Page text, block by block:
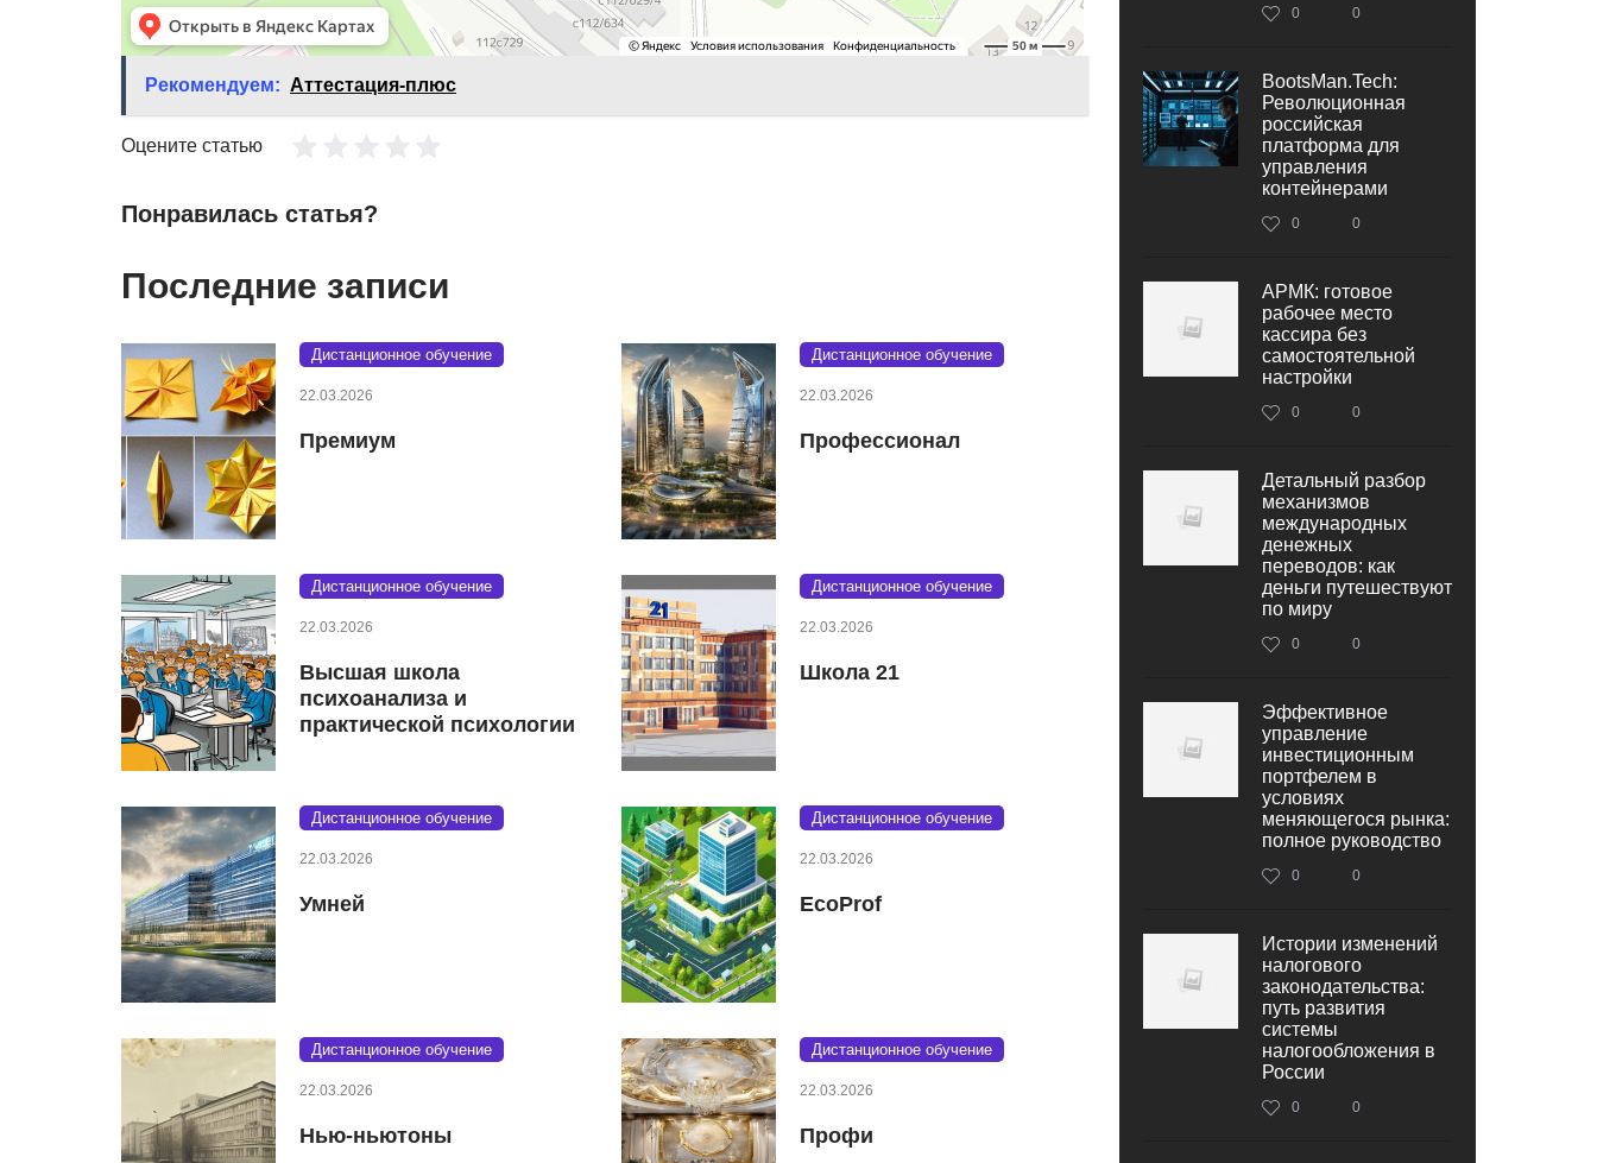
Рекомендуем: Аттестация-плюс
Оцените статью
Понравилась статья?
Последние записи
Дистанционное обучение
22.03.2026
Премиум
Дистанционное обучение
22.03.2026
Профессионал
Дистанционное обучение
22.03.2026
Высшая школа
психоанализа и
практической психологии
Дистанционное обучение
22.03.2026
Школа 21
Дистанционное обучение
22.03.2026
Умней
Дистанционное обучение
22.03.2026
EcoProf
Дистанционное обучение
22.03.2026
Нью-ньютоны
Дистанционное обучение
22.03.2026
Профи
0 0
BootsMan.Tech:
Революционная
российская
платформа для
управления
контейнерами
0 0
АРМК: готовое
рабочее место
кассира без
самостоятельной
настройки
0 0
Детальный разбор
механизмов
международных
денежных
переводов: как
деньги путешествуют
по миру
0 0
Эффективное
управление
инвестиционным
портфелем в
условиях
меняющегося рынка:
полное руководство
0 0
Истории изменений
налогового
законодательства:
путь развития
системы
налогообложения в
России
0 0